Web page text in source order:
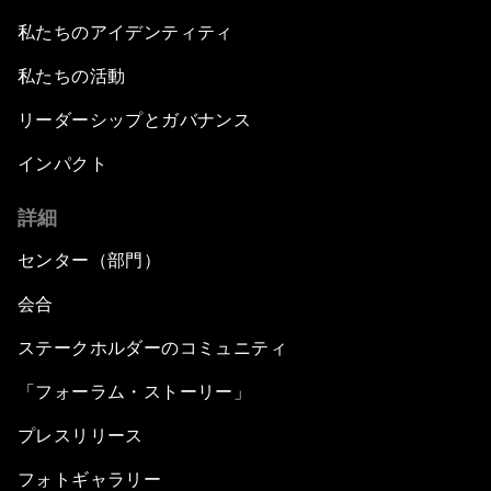
私たちのアイデンティティ
私たちの活動
リーダーシップとガバナンス
インパクト
詳細
センター（部門）
会合
ステークホルダーのコミュニティ
「フォーラム・ストーリー」
プレスリリース
フォトギャラリー